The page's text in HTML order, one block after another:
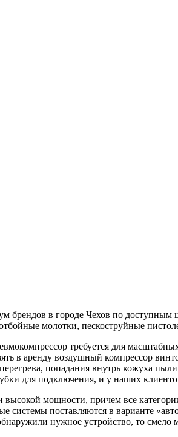
брендов в городе Чехов по
молотки, пескоструйные
требуется для
в аренду воздушный компрессор
попадания внутрь кожуха
для подключения, и у наших
мощности, причем все
системы поставляются в варианте
нужное устройство, то смело